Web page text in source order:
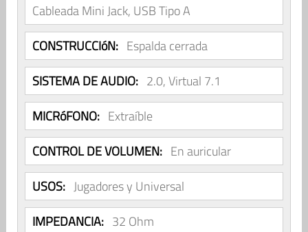
Cableada Mini Jack, USB Tipo A
CONSTRUCCIóN: Espalda cerrada
SISTEMA DE AUDIO: 2.0, Virtual 7.1
MICRóFONO: Extraíble
CONTROL DE VOLUMEN: En auricular
USOS: Jugadores y Universal
IMPEDANCIA: 32 Ohm